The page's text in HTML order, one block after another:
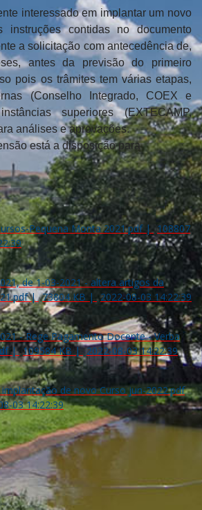
interessado em implantar um novo
contidas no documento
a solicitação com antecedência de,
antes da previsão do primeiro
pois os trâmites tem várias etapas,
(Conselho Integrado, COEX e
superiores (EXTECAMP,
análises e aprovações.
está a disposição para
Pequena Monta 2021.pdf| 108807
de 1-03-2021 - altera artigos da
| 73804 KB | 2022-08-03 14:22:39
- Rege Pagamento Docente - Verba
| 109584 KB | 2022-08-03 14:22:39
de novo Curso jun-2022.pdf
03 14:22:39